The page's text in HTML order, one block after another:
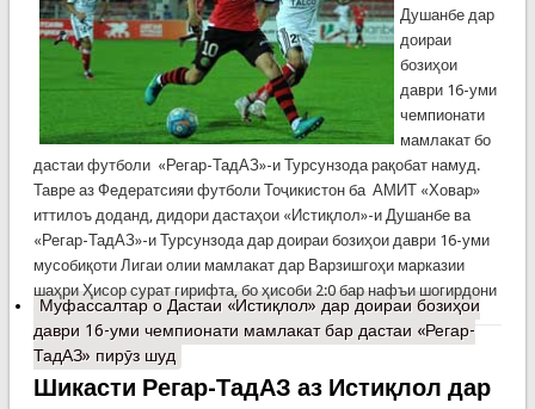
Душанбе дар
доираи
бозиҳои
даври 16-уми
чемпионати
мамлакат бо
дастаи футболи «Регар-ТадАЗ»-и Турсунзода рақобат намуд.
Тавре аз Федератсияи футболи Тоҷикистон ба АМИТ «Ховар»
иттилоъ доданд, дидори дастаҳои «Истиқлол»-и Душанбе ва
«Регар-ТадАЗ»-и Турсунзода дар доираи бозиҳои даври 16-уми
мусобиқоти Лигаи олии мамлакат дар Варзишгоҳи марказии
шаҳри Ҳисор сурат гирифта, бо ҳисоби 2:0 бар нафъи шогирдони
Муфассалтаро Дастаи «Истиқлол» дар доираи бозиҳои
даври 16-уми чемпионати мамлакат бар дастаи «Регар-
ТадАЗ» пирӯз шуд
Шикасти Регар-ТадАЗ аз Истиқлол дар